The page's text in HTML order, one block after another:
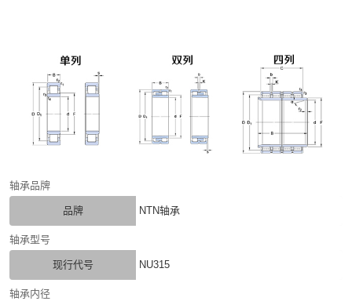
轴承品牌
品牌 NTN轴承
轴承型号
现行代号 NU315
轴承内径